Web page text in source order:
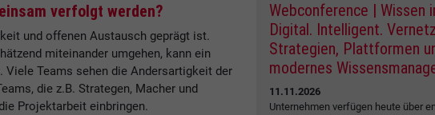
verfolgt werden?
und offenen Austausch geprägt ist.
miteinander umgehen, kann ein
Teams sehen die Andersartigkeit der
die z.B. Strategen, Macher und
Projektarbeit einbringen.
Webconference | Wissen
Digital. Intelligent.
Strategien, Plattformen
modernes
11.11.2026
Unternehmen verfügen heute über